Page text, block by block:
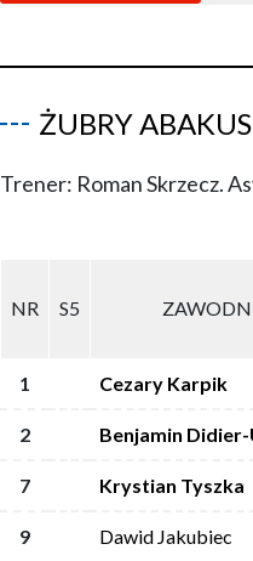
ŻUBRY
Trener: Roman Skrzecz.
NR S5
1 Cezary Karpik
2 Benjamin
7 Krystian Tyszka
9 Dawid Jakubiec
NR S5
1 Cezary Karpik
2 Benjamin
7 Krystian Tyszka
9 Dawid Jakubiec